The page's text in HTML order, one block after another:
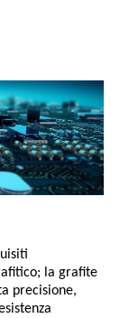
la grafite
precisione,